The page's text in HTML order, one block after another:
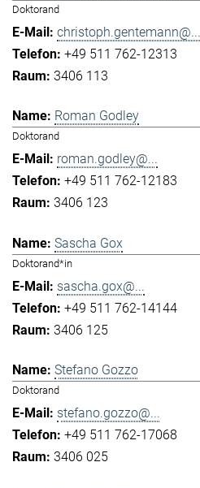
Doktorand
christoph.gentemann@...
+49 511 762-12313
3406 113
Roman Godley
Doktorand
roman.godley@...
+49 511 762-12183
3406 123
Sascha Gox
Doktorand*in
sascha.gox@...
+49 511 762-14144
3406 125
Stefano Gozzo
Doktorand
stefano.gozzo@...
+49 511 762-17068
3406 025